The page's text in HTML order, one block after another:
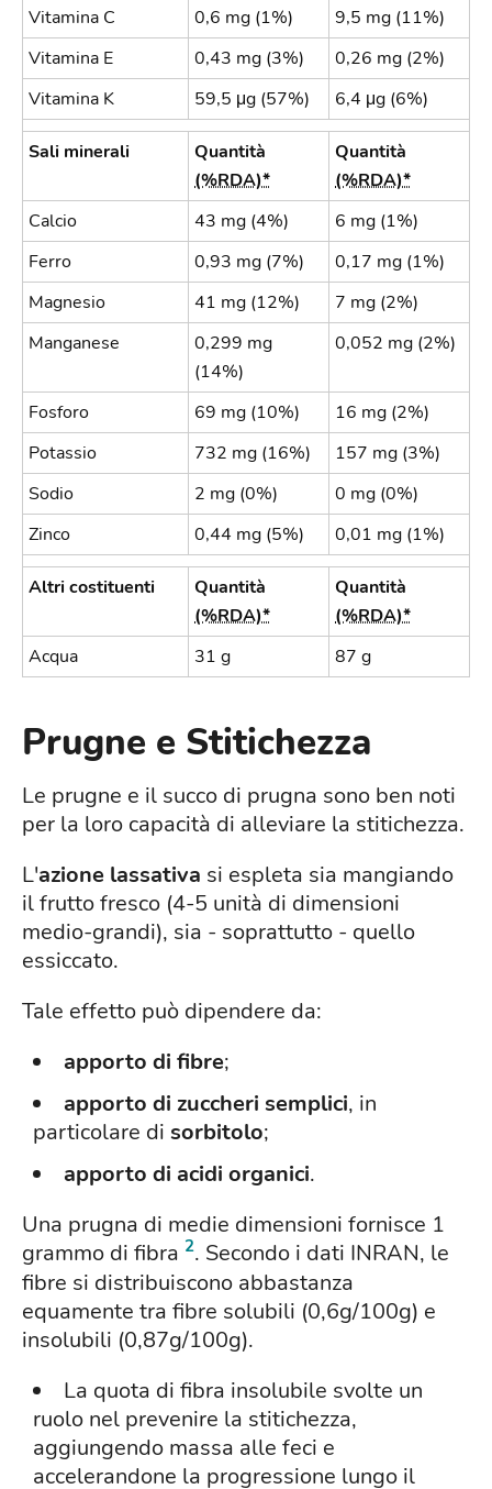
Vitamina C 0,6 mg (1%)
9,5 mg (11%)
Vitamina E
0,43 mg (3%)
0,26 mg (2%)
Vitamina K
59,5 μg (57%) 6,4 μg (6%)
Sali minerali
Quantità
(%RDA)*
Quantità
(%RDA)*
Calcio
43 mg (4%)
6 mg (1%)
Ferro
0,93 mg (7%)
0,17 mg (1%)
Magnesio
41 mg (12%)
7 mg (2%)
Manganese
0,299 mg
(14%)
0,052 mg (2%)
Fosforo 69 mg (10%)
16 mg (2%)
Potassio
732 mg (16%)
157 mg (3%)
Sodio
2 mg (0%)
0 mg (0%)
Zinco
0,44 mg (5%) 0,01 mg (1%)
Altri costituenti
Quantità
(%RDA)*
Quantità
(%RDA)*
Acqua
31 g 87 g
Prugne e Stitichezza
Le prugne e il succo di prugna sono ben noti
per la loro capacità di alleviare la stitichezza.
L'azione lassativa si espleta sia mangiando
il frutto fresco (4-5 unità di dimensioni
medio-grandi), sia - soprattutto - quello
essiccato.
Tale effetto può dipendere da:
apporto di fibre;
apporto di zuccheri semplici, in
particolare di sorbitolo;
apporto di acidi organici.
Una prugna di medie dimensioni fornisce 1
grammo di fibra 2. Secondo i dati INRAN, le
fibre si distribuiscono abbastanza
equamente tra fibre solubili (0,6g/100g) e
insolubili (0,87g/100g).
La quota di fibra insolubile svolte un
ruolo nel prevenire la stitichezza,
aggiungendo massa alle feci e
accelerandone la progressione lungo il